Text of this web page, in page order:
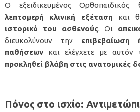
Ο εξειδικευμένος Ορθοπαιδικός
λεπτομερή κλινική εξέταση και
ιστορικό του ασθενούς. Οι
διευκολύνουν την επιβεβαίωση
παθήσεων και ελέγχετε με αυτόν
προκληθεί βλάβη στις ανατομικές
Πόνος στο ισχίο: